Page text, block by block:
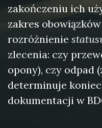
zakończeniu ich
zakres
rozróżnienie
zlecenia: czy
opony), czy odpad
determinuje
dokumentacji w